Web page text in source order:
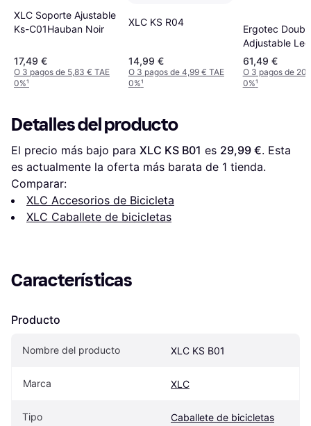
XLC Soporte Ajustable
Ks-C01Hauban Noir
17,49 €
O 3 pagos de 5,83 € TAE
0%¹
XLC KS R04
14,99 €
O 3 pagos de 4,99 € TAE
0%¹
Ergotec
Adjustable Leg
61,49 €
O 3 pagos de
0%¹
Detalles del producto
El precio más bajo para XLC KS B01 es 29,99 €. Esta
es actualmente la oferta más barata de 1 tienda.
Comparar:
XLC Accesorios de Bicicleta
XLC Caballete de bicicletas
Características
Producto
Nombre del producto XLC KS B01
Marca XLC
Tipo Caballete de bicicletas